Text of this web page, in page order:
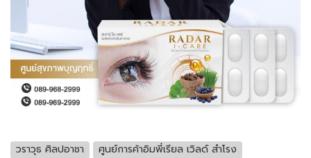
วราวุธ ศิลปอาชา
ศูนย์การค้าอิมพี่เรียล เวิลด์ สำโรง